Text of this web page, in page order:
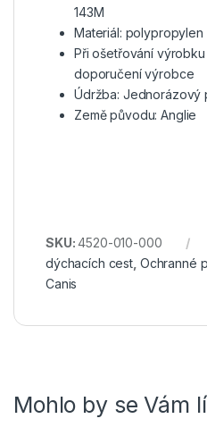
143M
Materiál: polypropylen
Při ošetřování
doporučení výrobce
Údržba: Jednorázový
Země původu: Anglie
SKU:4520-010-000
dýchacích cest Ochranné
Canis
Mohlo by se Vám